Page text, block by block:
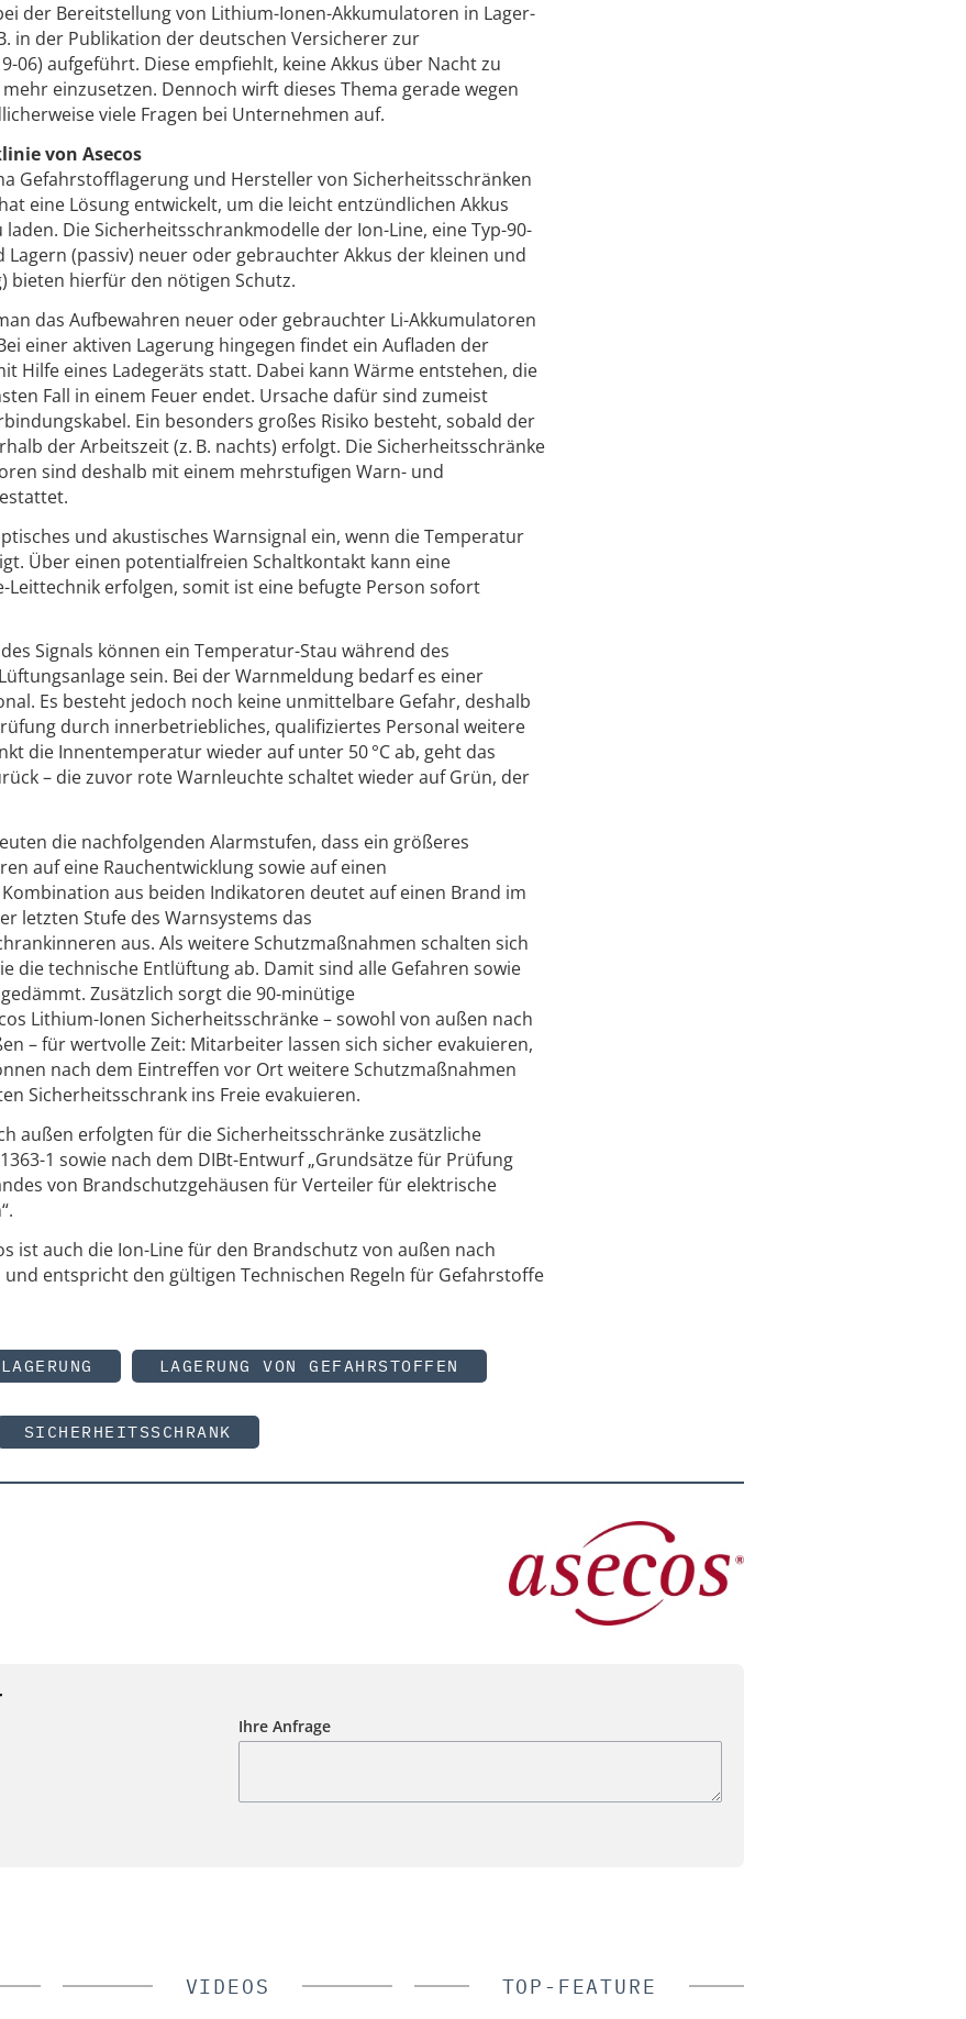
der Bereitstellung von Lithium-Ionen-Akkumulatoren in Lager-
in der Publikation der deutschen Versicherer zur
06) aufgeführt. Diese empfiehlt, keine Akkus über Nacht zu
einzusetzen. Dennoch wirft dieses Thema gerade wegen
viele Fragen bei Unternehmen auf.
von Asecos
Gefahrstofflagerung und Hersteller von Sicherheitsschränken
eine Lösung entwickelt, um die leicht entzündlichen Akkus
Die Sicherheitsschrankmodelle der Ion-Line, eine Typ-90-
Lagern (passiv) neuer oder gebrauchter Akkus der kleinen und
bieten hierfür den nötigen Schutz.
das Aufbewahren neuer oder gebrauchter Li-Akkumulatoren
einer aktiven Lagerung hingegen findet ein Aufladen der
Hilfe eines Ladegeräts statt. Dabei kann Wärme entstehen, die
Fall in einem Feuer endet. Ursache dafür sind zumeist
Ein besonders großes Risiko besteht, sobald der
der Arbeitszeit (z. B. nachts) erfolgt. Die Sicherheitsschränke
sind deshalb mit einem mehrstufigen Warn- und
und akustisches Warnsignal ein, wenn die Temperatur
Über einen potentialfreien Schaltkontakt kann eine
Leittechnik erfolgen, somit ist eine befugte Person sofort
Signals können ein Temperatur-Stau während des
sein. Bei der Warnmeldung bedarf es einer
Es besteht jedoch noch keine unmittelbare Gefahr, deshalb
durch innerbetriebliches, qualifiziertes Personal weitere
die Innentemperatur wieder auf unter 50 °C ab, geht das
– die zuvor rote Warnleuchte schaltet wieder auf Grün, der
die nachfolgenden Alarmstufen, dass ein größeres
auf eine Rauchentwicklung sowie auf einen
aus beiden Indikatoren deutet auf einen Brand im
letzten Stufe des Warnsystems das
aus. Als weitere Schutzmaßnahmen schalten sich
die technische Entlüftung ab. Damit sind alle Gefahren sowie
Zusätzlich sorgt die 90-minütige
Lithium-Ionen Sicherheitsschränke – sowohl von außen nach
– für wertvolle Zeit: Mitarbeiter lassen sich sicher evakuieren,
nach dem Eintreffen vor Ort weitere Schutzmaßnahmen
Sicherheitsschrank ins Freie evakuieren.
außen erfolgten für die Sicherheitsschränke zusätzliche
1 sowie nach dem DIBt-Entwurf „Grundsätze für Prüfung
von Brandschutzgehäusen für Verteiler für elektrische
ist auch die Ion-Line für den Brandschutz von außen nach
und entspricht den gültigen Technischen Regeln für Gefahrstoffe
LAGERUNG VON GEFAHRSTOFFEN
SICHERHEITSSCHRANK
Ihre Anfrage
VIDEOS TOP-FEATURE